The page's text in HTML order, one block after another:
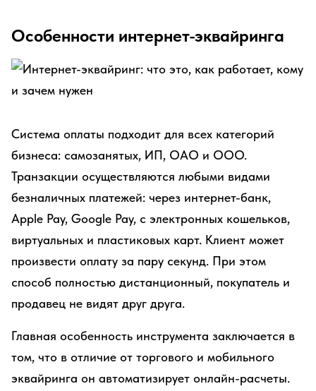
Особенности интернет-эквайринга
Система оплаты подходит для всех категорий
бизнеса: самозанятых, ИП, ОАО и ООО.
Транзакции осуществляются любыми видами
безналичных платежей: через интернет-банк,
Apple Pay, Google Pay, с электронных кошельков,
виртуальных и пластиковых карт. Клиент может
произвести оплату за пару секунд. При этом
способ полностью дистанционный, покупатель и
продавец не видят друг друга.
Главная особенность инструмента заключается в
том, что в отличие от торгового и мобильного
эквайринга он автоматизирует онлайн-расчеты.